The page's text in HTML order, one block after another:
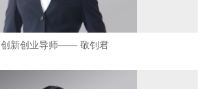
创新创业导师—— 敬钊君